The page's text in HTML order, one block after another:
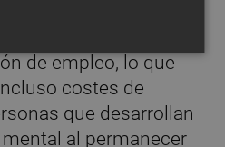
sino como
valor su papel como
de empleo, lo que
costes de
que desarrollan
al permanecer